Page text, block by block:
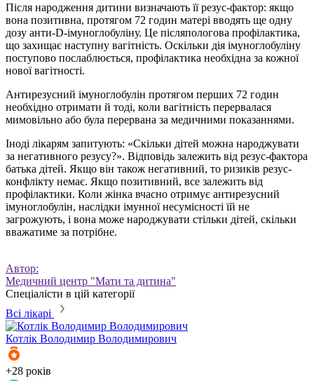
Після народження дитини визначають її резус-фактор: якщо
вона позитивна, протягом 72 годин матері вводять ще одну
дозу анти-D-імуноглобуліну. Це післяпологова профілактика,
що захищає наступну вагітність. Оскільки дія імуноглобуліну
поступово послаблюється, профілактика необхідна за кожної
нової вагітності.
Антирезусний імуноглобулін протягом перших 72 годин
необхідно отримати й тоді, коли вагітність перервалася
мимовільно або була перервана за медичними показаннями.
Іноді лікарям запитують: «Скільки дітей можна народжувати
за негативного резусу?». Відповідь залежить від резус-фактора
батька дітей. Якщо він також негативний, то ризиків резус-
конфлікту немає. Якщо позитивний, все залежить від
профілактики. Коли жінка вчасно отримує антирезусний
імуноглобулін, наслідки імунної несумісності їй не
загрожують, і вона може народжувати стільки дітей, скільки
вважатиме за потрібне.
Автор:
Медичний центр "Мати та дитина"
Спеціалісти в цій категорії
Всі лікарі
Котлік Володимир Володимирович
+28 років